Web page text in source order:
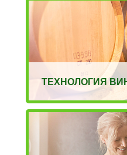
ТЕХНОЛОГИЯ